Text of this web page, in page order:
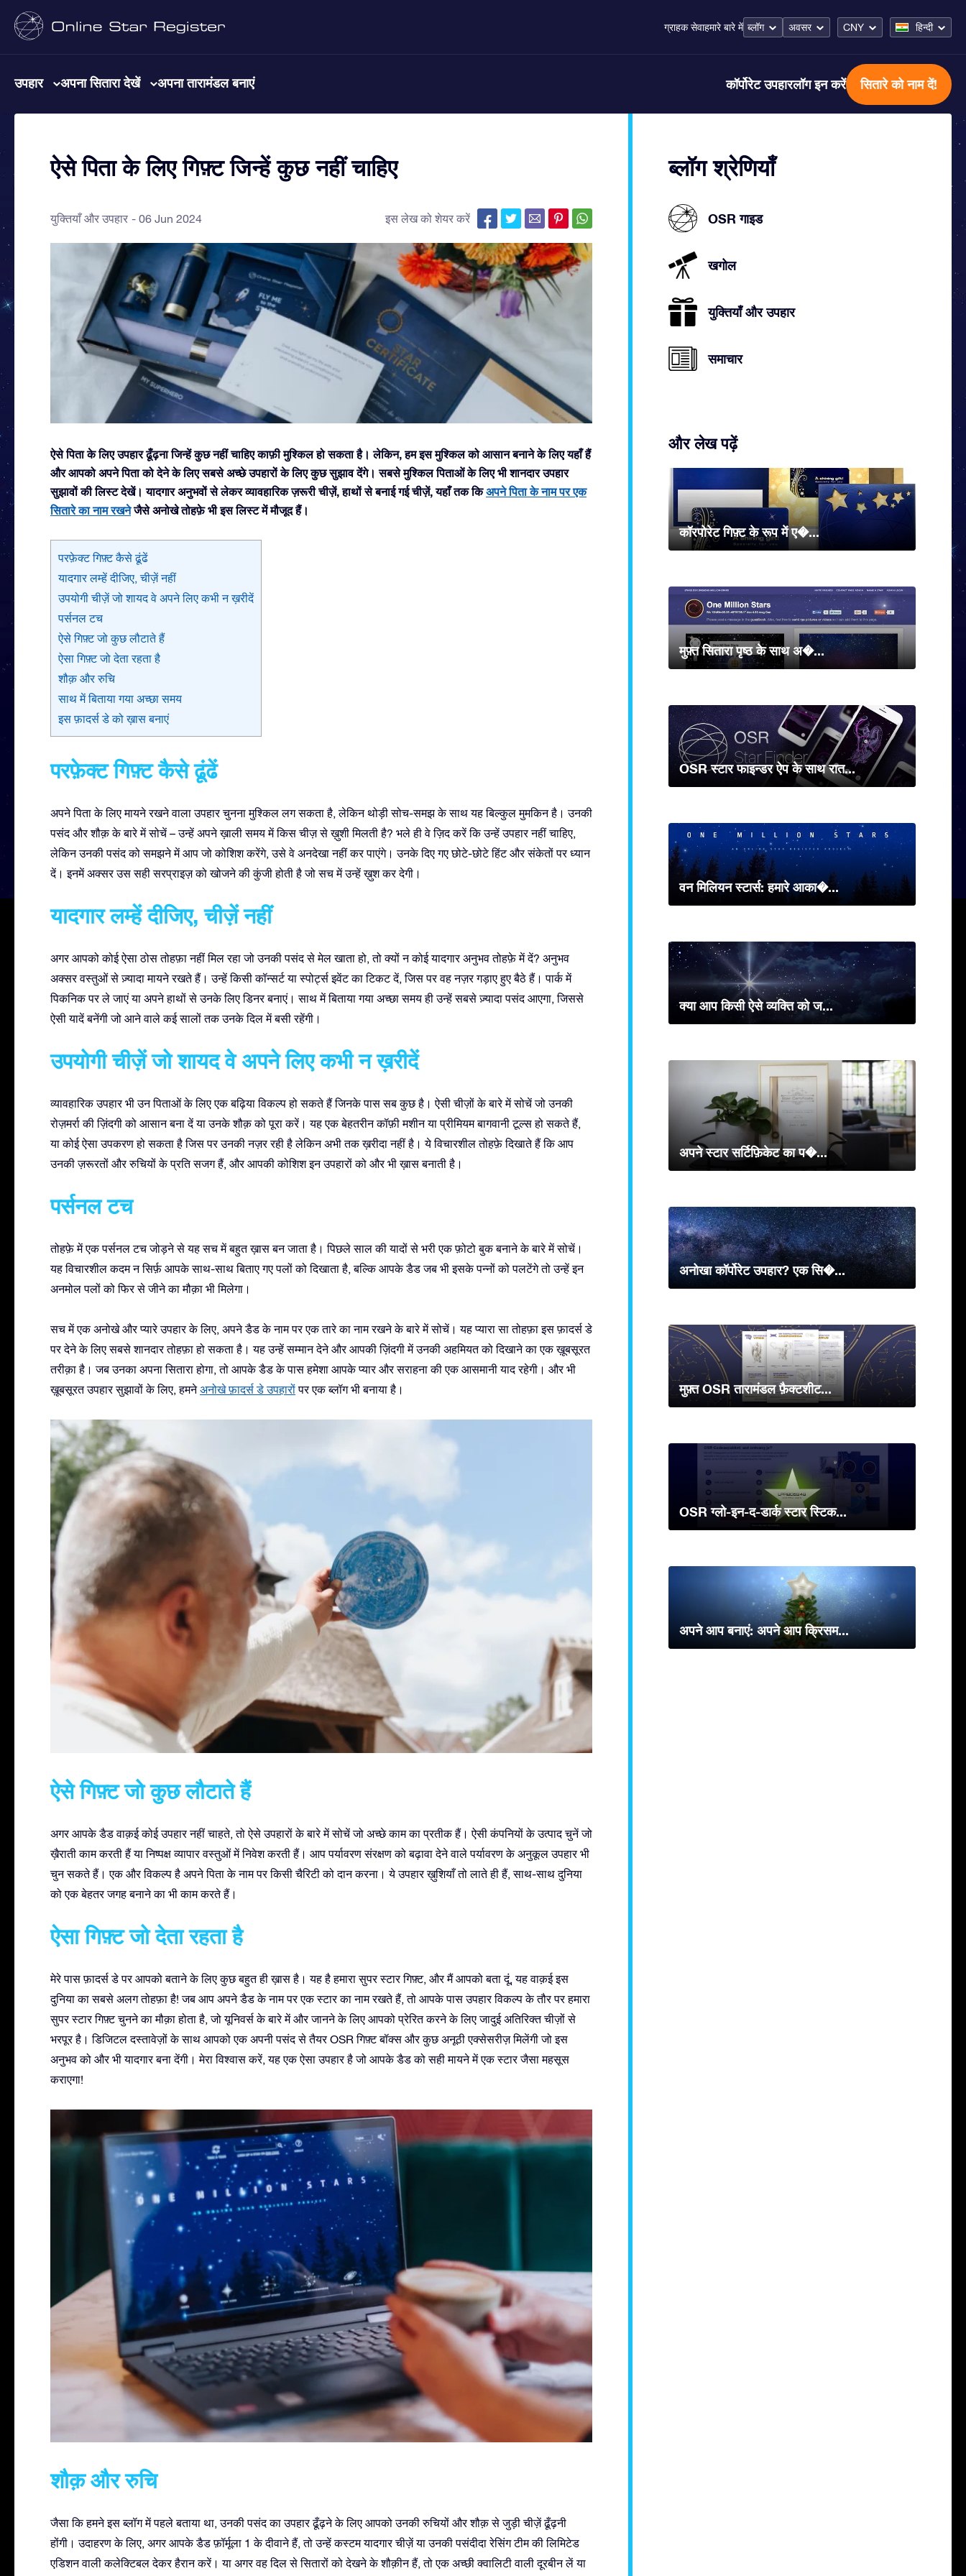
ग्राहक सेवाहमारे बारे में ब्लॉग अवसर CNY हिन्दी
उपहार अपना सितारा देखें अपना तारामंडल बनाएं कॉर्पोरेट उपहारलॉग इन करें सितारे को नाम दें!
ऐसे पिता के लिए गिफ़्ट जिन्हें कुछ नहीं चाहिए
युक्तियाँ और उपहार 06 Jun 2024 इस लेख को शेयर करें
ऐसे पिता के लिए उपहार ढूँढ़ना जिन्हें कुछ नहीं चाहिएकाफ़ी मुश्किल हो सकता है। लेकिन, हम इस मुश्किल को आसान बनाने के लिए यहाँ हैं
और आपको अपने पिता को देने के लिए सबसे अच्छे उपहारों के लिए कुछ सुझाव देंगे। सबसे मुश्किल पिताओं के लिए भी शानदार उपहार
सुझावों की लिस्ट देखें। यादगार अनुभवों से लेकर व्यावहारिक ज़रूरी चीज़ें, हाथों से बनाई गई चीज़ें, यहाँ तक किअपने पिता के नाम पर एक
सितारे का नाम रखनेजैसे अनोखे तोहफ़े भी इस लिस्ट में मौजूद हैं।
परफ़ेक्ट गिफ़्ट कैसे ढूंढें
यादगार लम्हें दीजिए, चीज़ें नहीं
उपयोगी चीज़ें जो शायद वे अपने लिए कभी न ख़रीदें
पर्सनल टच
ऐसे गिफ़्ट जो कुछ लौटाते हैं
ऐसा गिफ़्ट जो देता रहता है
शौक़ और रुचि
साथ में बिताया गया अच्छा समय
इस फ़ादर्स डे को ख़ास बनाएं
परफ़ेक्ट गिफ़्ट कैसे ढूंढें
अपने पिता के लिए मायने रखने वाला उपहार चुनना मुश्किल लग सकता है, लेकिन थोड़ी सोच-समझ के साथ यह बिल्कुल मुमकिन है। उनकी
पसंद और शौक़ के बारे में सोचें – उन्हें अपने ख़ाली समय में किस चीज़ से ख़ुशी मिलती है? भले ही वे ज़िद करें कि उन्हें उपहार नहीं चाहिए,
लेकिन उनकी पसंद को समझने में आप जो कोशिश करेंगे, उसे वे अनदेखा नहीं कर पाएंगे। उनके दिए गए छोटे-छोटे हिंट और संकेतों पर ध्यान
दें। इनमें अक्सर उस सही सरप्राइज़ को खोजने की कुंजी होती है जो सच में उन्हें ख़ुश कर देगी।
यादगार लम्हें दीजिए, चीज़ें नहीं
अगर आपको कोई ऐसा ठोस तोहफ़ा नहीं मिल रहा जो उनकी पसंद से मेल खाता हो, तो क्यों न कोई यादगार अनुभव तोहफ़े में दें? अनुभव
अक्सर वस्तुओं से ज़्यादा मायने रखते हैं। उन्हें किसी कॉन्सर्ट या स्पोर्ट्स इवेंट का टिकट दें, जिस पर वह नज़र गड़ाए हुए बैठे हैं। पार्क में
पिकनिक पर ले जाएं या अपने हाथों से उनके लिए डिनर बनाएं। साथ में बिताया गया अच्छा समय ही उन्हें सबसे ज़्यादा पसंद आएगा, जिससे
ऐसी यादें बनेंगी जो आने वाले कई सालों तक उनके दिल में बसी रहेंगी।
उपयोगी चीज़ें जो शायद वे अपने लिए कभी न ख़रीदें
व्यावहारिक उपहार भी उन पिताओं के लिए एक बढ़िया विकल्प हो सकते हैं जिनके पास सब कुछ है। ऐसी चीज़ों के बारे में सोचें जो उनकी
रोज़मर्रा की ज़िंदगी को आसान बना दें या उनके शौक़ को पूरा करें। यह एक बेहतरीन कॉफ़ी मशीन या प्रीमियम बागवानी टूल्स हो सकते हैं,
या कोई ऐसा उपकरण हो सकता है जिस पर उनकी नज़र रही है लेकिन अभी तक ख़रीदा नहीं है। ये विचारशील तोहफ़े दिखाते हैं कि आप
उनकी ज़रूरतों और रुचियों के प्रति सजग हैं, और आपकी कोशिश इन उपहारों को और भी ख़ास बनाती है।
पर्सनल टच
तोहफ़े में एक पर्सनल टच जोड़ने से यह सच में बहुत ख़ास बन जाता है। पिछले साल की यादों से भरी एक फ़ोटो बुक बनाने के बारे में सोचें।
यह विचारशील कदम न सिर्फ़ आपके साथ-साथ बिताए गए पलों को दिखाता है, बल्कि आपके डैड जब भी इसके पन्नों को पलटेंगे तो उन्हें इन
अनमोल पलों को फिर से जीने का मौक़ा भी मिलेगा।
सच में एक अनोखे और प्यारे उपहार के लिए, अपने डैड के नाम पर एक तारे का नाम रखने के बारे में सोचें। यह प्यारा सा तोहफ़ा इस फ़ादर्स डे
पर देने के लिए सबसे शानदार तोहफ़ा हो सकता है। यह उन्हें सम्मान देने और आपकी ज़िंदगी में उनकी अहमियत को दिखाने का एक ख़ूबसूरत
तरीक़ा है। जब उनका अपना सितारा होगा, तो आपके डैड के पास हमेशा आपके प्यार और सराहना की एक आसमानी याद रहेगी। और भी
ख़ूबसूरत उपहार सुझावों के लिए, हमनेअनोखे फ़ादर्स डे उपहारोंपर एक ब्लॉग भी बनाया है।
ऐसे गिफ़्ट जो कुछ लौटाते हैं
अगर आपके डैड वाक़ई कोई उपहार नहीं चाहते, तो ऐसे उपहारों के बारे में सोचें जो अच्छे काम का प्रतीक हैं। ऐसी कंपनियों के उत्पाद चुनें जो
ख़ैराती काम करती हैं या निष्पक्ष व्यापार वस्तुओं में निवेश करती हैं। आप पर्यावरण संरक्षण को बढ़ावा देने वाले पर्यावरण के अनुकूल उपहार भी
चुन सकते हैं। एक और विकल्प है अपने पिता के नाम पर किसी चैरिटी को दान करना। ये उपहार ख़ुशियाँ तो लाते ही हैं, साथ-साथ दुनिया
को एक बेहतर जगह बनाने का भी काम करते हैं।
ऐसा गिफ़्ट जो देता रहता है
मेरे पास फ़ादर्स डे पर आपको बताने के लिए कुछ बहुत ही ख़ास है। यह है हमारा सुपर स्टार गिफ़्ट, और मैं आपको बता दूं, यह वाक़ई इस
दुनिया का सबसे अलग तोहफ़ा है! जब आप अपने डैड के नाम पर एक स्टार का नाम रखते हैं, तो आपके पास उपहार विकल्प के तौर पर हमारा
सुपर स्टार गिफ़्ट चुनने का मौक़ा होता है, जो यूनिवर्स के बारे में और जानने के लिए आपको प्रेरित करने के लिए जादुई अतिरिक्त चीज़ों से
भरपूर है। डिजिटल दस्तावेज़ों के साथ आपको एक अपनी पसंद से तैयर OSR गिफ़्ट बॉक्स और कुछ अनूठी एक्सेसरीज़ मिलेंगी जो इस
अनुभव को और भी यादगार बना देंगी। मेरा विश्वास करें, यह एक ऐसा उपहार है जो आपके डैड को सही मायने में एक स्टार जैसा महसूस
कराएगा!
शौक़ और रुचि
जैसा कि हमने इस ब्लॉग में पहले बताया था, उनकी पसंद का उपहार ढूँढ़ने के लिए आपको उनकी रुचियों और शौक़ से जुड़ी चीज़ें ढूँढ़नी
होंगी। उदाहरण के लिए, अगर आपके डैड फ़ॉर्मूला 1 के दीवाने हैं, तो उन्हें कस्टम यादगार चीज़ें या उनकी पसंदीदा रेसिंग टीम की लिमिटेड
एडिशन वाली कलेक्टिबल देकर हैरान करें। या अगर वह दिल से सितारों को देखने के शौक़ीन हैं, तो एक अच्छी क्वालिटी वाली दूरबीन लें या
ब्लॉग श्रेणियाँ
OSR गाइड
खगोल
युक्तियाँ और उपहार
समाचार
और लेख पढ़ें
कॉरपोरेट गिफ़्ट के रूप में ए�...
मुफ़्त सितारा पृष्ठ के साथ अ�...
OSR स्टार फाइन्डर ऐप के साथ रात...
वन मिलियन स्टार्स: हमारे आका�...
क्या आप किसी ऐसे व्यक्ति को ज...
अपने स्टार सर्टिफ़िकेट का प�...
अनोखा कॉर्पोरेट उपहार? एक सि�...
मुफ़्त OSR तारामंडल फ़ैक्टशीट...
OSR ग्लो-इन-द-डार्क स्टार स्टिक...
अपने आप बनाएं: अपने आप क्रिसम...